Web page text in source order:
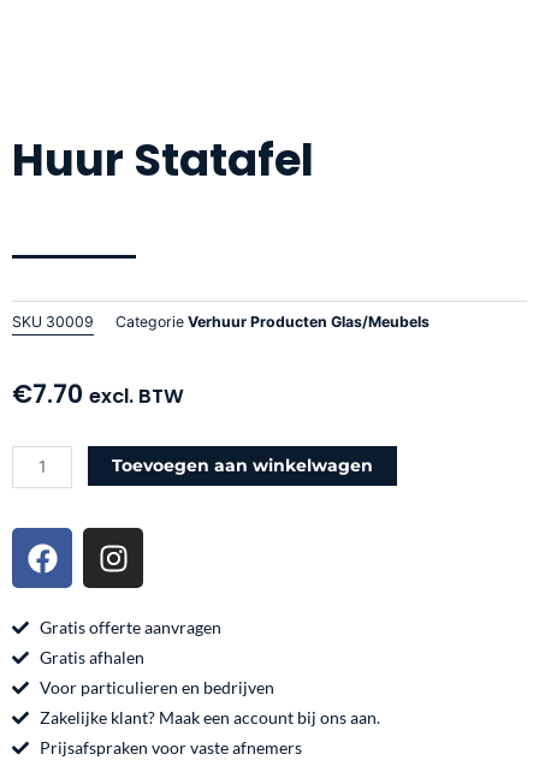
Huur Statafel
SKU 30009 Categorie Verhuur Producten Glas/Meubels
€7.70 excl. BTW
Huur
Statafel
Toevoegen aan winkelwagen
F
a
e
b
o
o
k
I
n
t
a
g
r
a
Gratis offerte aanvragen
Gratis afhalen
Voor particulieren en bedrijven
Zakelijke klant? Maak een account bij ons aan.
Prijsafspraken voor vaste afnemers